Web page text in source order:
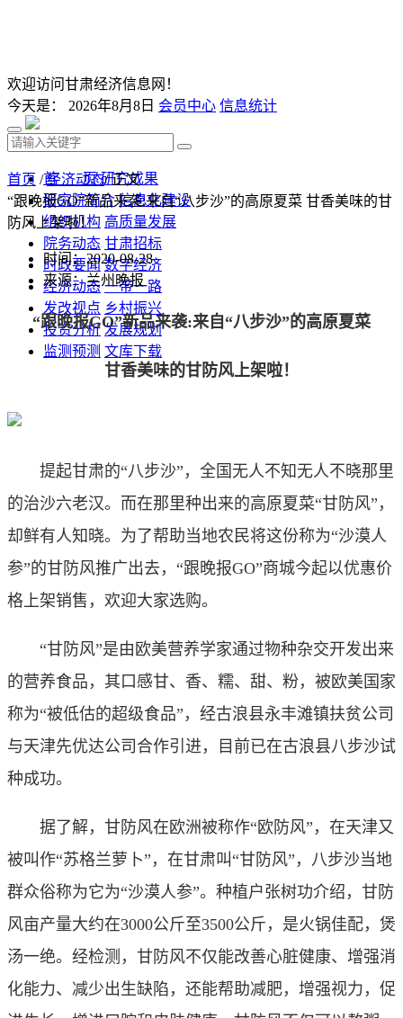
欢迎访问甘肃经济信息网！
今天是： 2026年8月8日 会员中心 信息统计
首 页 研究成果
研究院简介 信息化建设
组织机构 高质量发展
院务动态 甘肃招标
时政要闻 数字经济
经济动态 一带一路
发改视点 乡村振兴
投资分析 发展规划
监测预测 文库下载
首页 /经济动态/ 正文
“跟晚报GO”新品来袭:来自“八步沙”的高原夏菜 甘香美味的甘
防风上架啦！
时间：2020-08-28
来源：兰州晚报
“跟晚报GO”新品来袭:来自“八步沙”的高原夏菜
甘香美味的甘防风上架啦！
提起甘肃的“八步沙”，全国无人不知无人不晓那里
的治沙六老汉。而在那里种出来的高原夏菜“甘防风”，
却鲜有人知晓。为了帮助当地农民将这份称为“沙漠人
参”的甘防风推广出去，“跟晚报GO”商城今起以优惠价
格上架销售，欢迎大家选购。
“甘防风”是由欧美营养学家通过物种杂交开发出来
的营养食品，其口感甘、香、糯、甜、粉，被欧美国家
称为“被低估的超级食品”，经古浪县永丰滩镇扶贫公司
与天津先优达公司合作引进，目前已在古浪县八步沙试
种成功。
据了解，甘防风在欧洲被称作“欧防风”，在天津又
被叫作“苏格兰萝卜”，在甘肃叫“甘防风”，八步沙当地
群众俗称为它为“沙漠人参”。种植户张树功介绍，甘防
风亩产量大约在3000公斤至3500公斤，是火锅佳配，煲
汤一绝。经检测，甘防风不仅能改善心脏健康、增强消
化能力、减少出生缺陷，还能帮助减肥，增强视力，促